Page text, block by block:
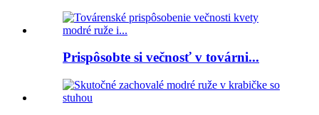
Prispôsobte si večnosť v továrni...